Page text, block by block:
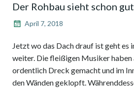
Der Rohbau sieht schon
April 7, 2018
Jetzt wo das Dach drauf ist geht es
weiter. Die fleißigen Musiker haben
ordentlich Dreck gemacht und im
den Wänden geklopft.